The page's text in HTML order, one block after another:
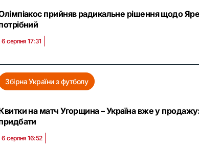
прийняв радикальне рішення щодо
6 серпня 17:31
Збірна України з футболу
на матч Угорщина – Україна вже у
6 серпня 16:52